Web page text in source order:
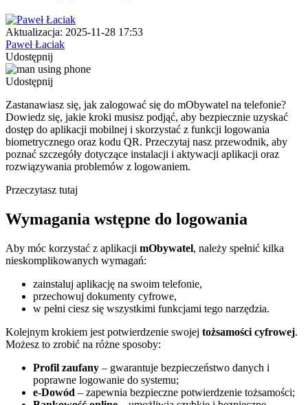
Aktualizacja: 2025-11-28 17:53
Paweł Łaciak
Udostępnij
Udostępnij
Zastanawiasz się, jak zalogować się do mObywatel na telefonie?
Dowiedz się, jakie kroki musisz podjąć, aby bezpiecznie uzyskać
dostęp do aplikacji mobilnej i skorzystać z funkcji logowania
biometrycznego oraz kodu QR. Przeczytaj nasz przewodnik, aby
poznać szczegóły dotyczące instalacji i aktywacji aplikacji oraz
rozwiązywania problemów z logowaniem.
Przeczytasz tutaj
Wymagania wstępne do logowania
Aby móc korzystać z aplikacji mObywatel, należy spełnić kilka
nieskomplikowanych wymagań:
zainstaluj aplikację na swoim telefonie,
przechowuj dokumenty cyfrowe,
w pełni ciesz się wszystkimi funkcjami tego narzędzia.
Kolejnym krokiem jest potwierdzenie swojej tożsamości cyfrowej.
Możesz to zrobić na różne sposoby:
Profil zaufany – gwarantuje bezpieczeństwo danych i
poprawne logowanie do systemu;
e-Dowód – zapewnia bezpieczne potwierdzenie tożsamości;